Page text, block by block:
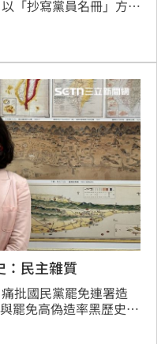
「抄寫黨員名冊」方式
，偽造多達4258份名
：民主雜質
批國民黨罷免連署造
罷免高偽造率黑歷史，